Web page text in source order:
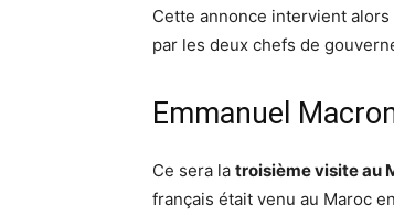
Cette annonce intervient
par les deux chefs de
Emmanuel
Ce sera la troisième visite au
français était venu au Maroc